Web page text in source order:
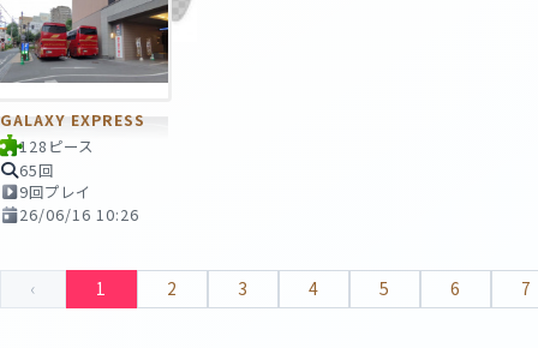
GALAXY EXPRESS
128ピース
65回
9回プレイ
26/06/16 10:26
‹ 1 2 3 4 5 6 7